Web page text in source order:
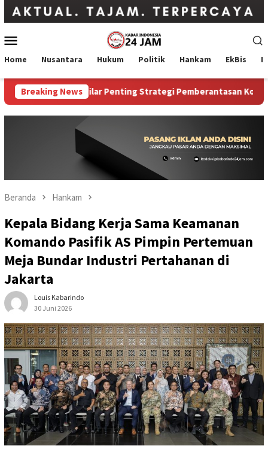
Loncat
Mobile
Home Nusantara Hukum Politik Hankam EkBis
Breaking News
Salah Satu Pilar Penting Strategi Pemberantasan Korupsi
Beranda Hankam
Kepala Bidang Kerja Sama Keamanan
Komando Pasifik AS Pimpin Pertemuan
Meja Bundar Industri Pertahanan di
Jakarta
Louis Kabarindo
30 Juni 2026